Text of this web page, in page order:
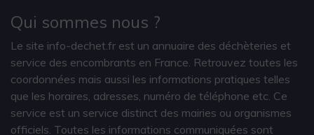
Qui sommes nous ?
Le site info-dechet.fr est un annuaire des déchèteries et
service des encombrants en France. Retrouvez toutes les
coordonnées mais aussi les informations pratiques telles
que les horaires, adresses, numéro de téléphone etc. Ce
service est un service distinct des mairies ou organismes
officiels. Toutes les informations communiquées sont